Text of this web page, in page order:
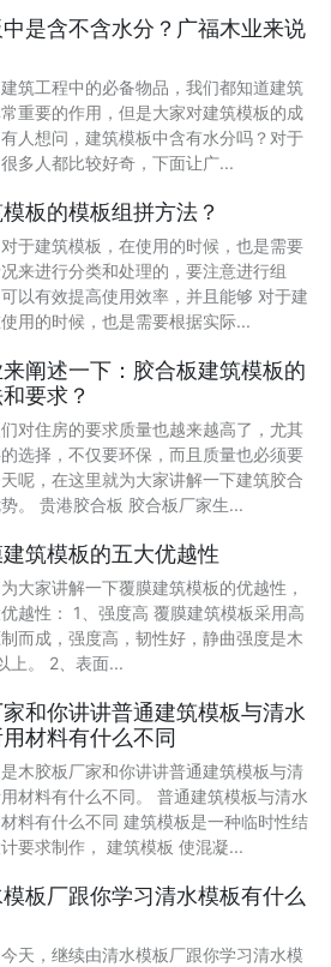
是含不含水分？广福木业来说
筑工程中的必备物品，我们都知道建筑
重要的作用，但是大家对建筑模板的成
人想问，建筑模板中含有水分吗？对于
多人都比较好奇，下面让广...
板的模板组拼方法？
于建筑模板，在使用的时候，也是需要
来进行分类和处理的，要注意进行组
以有效提高使用效率，并且能够 对于建
用的时候，也是需要根据实际...
阐述一下：胶合板建筑模板的
要求？
对住房的要求质量也越来越高了，尤其
选择，不仅要环保，而且质量也必须要
呢，在这里就为大家讲解一下建筑胶合
。 贵港胶合板 胶合板厂家生...
筑模板的五大优越性
大家讲解一下覆膜建筑模板的优越性，
越性： 1、强度高 覆膜建筑模板采用高
而成，强度高，韧性好，静曲强度是木
上。 2、表面...
和你讲讲普通建筑模板与清水
材料有什么不同
木胶板厂家和你讲讲普通建筑模板与清
材料有什么不同。 普通建筑模板与清水
料有什么不同 建筑模板是一种临时性结
要求制作， 建筑模板 使混凝...
板厂跟你学习清水模板有什么
天，继续由清水模板厂跟你学习清水模